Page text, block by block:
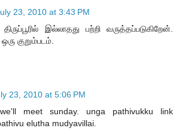
23, 2010 at 3:43 PM
இல்லாதது பற்றி வருத்தப்படுகிறேன்.
குறும்படம்.
23, 2010 at 5:06 PM
meet sunday. unga pathivukku link
elutha mudyavillai.